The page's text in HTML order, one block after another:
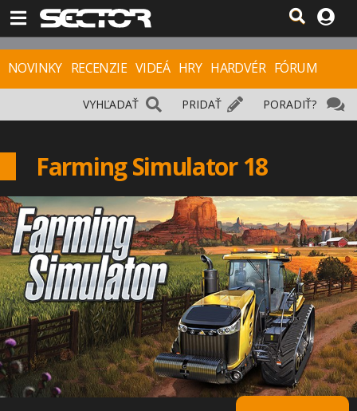
NOVINKY RECENZIE VIDEÁ HRY HARDVÉR FÓRUM
PORADIŤ?
PRIDAŤ
VYHĽADAŤ
Farming Simulator 18